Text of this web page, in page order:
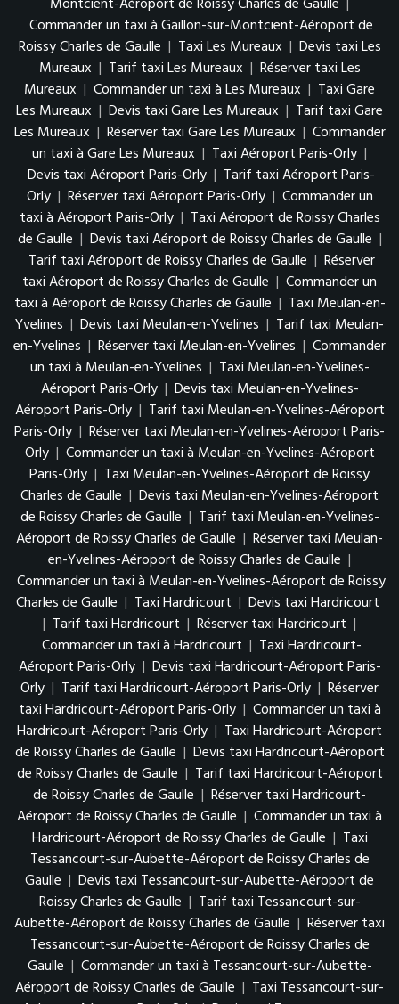
Commander un taxi à Gaillon-sur-Montcient-Aéroport de
Roissy Charles de Gaulle | Taxi Les Mureaux | Devis taxi Les
Mureaux | Tarif taxi Les Mureaux | Réserver taxi Les
Mureaux | Commander un taxi à Les Mureaux | Taxi Gare
Les Mureaux | Devis taxi Gare Les Mureaux | Tarif taxi Gare
Les Mureaux | Réserver taxi Gare Les Mureaux | Commander
un taxi à Gare Les Mureaux | Taxi Aéroport Paris-Orly |
Devis taxi Aéroport Paris-Orly | Tarif taxi Aéroport Paris-
Orly | Réserver taxi Aéroport Paris-Orly | Commander un
taxi à Aéroport Paris-Orly | Taxi Aéroport de Roissy Charles
de Gaulle | Devis taxi Aéroport de Roissy Charles de Gaulle |
Tarif taxi Aéroport de Roissy Charles de Gaulle | Réserver
taxi Aéroport de Roissy Charles de Gaulle | Commander un
taxi à Aéroport de Roissy Charles de Gaulle | Taxi Meulan-en-
Yvelines | Devis taxi Meulan-en-Yvelines | Tarif taxi Meulan-
en-Yvelines | Réserver taxi Meulan-en-Yvelines | Commander
un taxi à Meulan-en-Yvelines | Taxi Meulan-en-Yvelines-
Aéroport Paris-Orly | Devis taxi Meulan-en-Yvelines-
Aéroport Paris-Orly | Tarif taxi Meulan-en-Yvelines-Aéroport
Paris-Orly | Réserver taxi Meulan-en-Yvelines-Aéroport Paris-
Orly | Commander un taxi à Meulan-en-Yvelines-Aéroport
Paris-Orly | Taxi Meulan-en-Yvelines-Aéroport de Roissy
Charles de Gaulle | Devis taxi Meulan-en-Yvelines-Aéroport
de Roissy Charles de Gaulle | Tarif taxi Meulan-en-Yvelines-
Aéroport de Roissy Charles de Gaulle | Réserver taxi Meulan-
en-Yvelines-Aéroport de Roissy Charles de Gaulle |
Commander un taxi à Meulan-en-Yvelines-Aéroport de Roissy
Charles de Gaulle | Taxi Hardricourt | Devis taxi Hardricourt
| Tarif taxi Hardricourt | Réserver taxi Hardricourt |
Commander un taxi à Hardricourt | Taxi Hardricourt-
Aéroport Paris-Orly | Devis taxi Hardricourt-Aéroport Paris-
Orly | Tarif taxi Hardricourt-Aéroport Paris-Orly | Réserver
taxi Hardricourt-Aéroport Paris-Orly | Commander un taxi à
Hardricourt-Aéroport Paris-Orly | Taxi Hardricourt-Aéroport
de Roissy Charles de Gaulle | Devis taxi Hardricourt-Aéroport
de Roissy Charles de Gaulle | Tarif taxi Hardricourt-Aéroport
de Roissy Charles de Gaulle | Réserver taxi Hardricourt-
Aéroport de Roissy Charles de Gaulle | Commander un taxi à
Hardricourt-Aéroport de Roissy Charles de Gaulle | Taxi
Tessancourt-sur-Aubette-Aéroport de Roissy Charles de
Gaulle | Devis taxi Tessancourt-sur-Aubette-Aéroport de
Roissy Charles de Gaulle | Tarif taxi Tessancourt-sur-
Aubette-Aéroport de Roissy Charles de Gaulle | Réserver taxi
Tessancourt-sur-Aubette-Aéroport de Roissy Charles de
Gaulle | Commander un taxi à Tessancourt-sur-Aubette-
Aéroport de Roissy Charles de Gaulle | Taxi Tessancourt-sur-